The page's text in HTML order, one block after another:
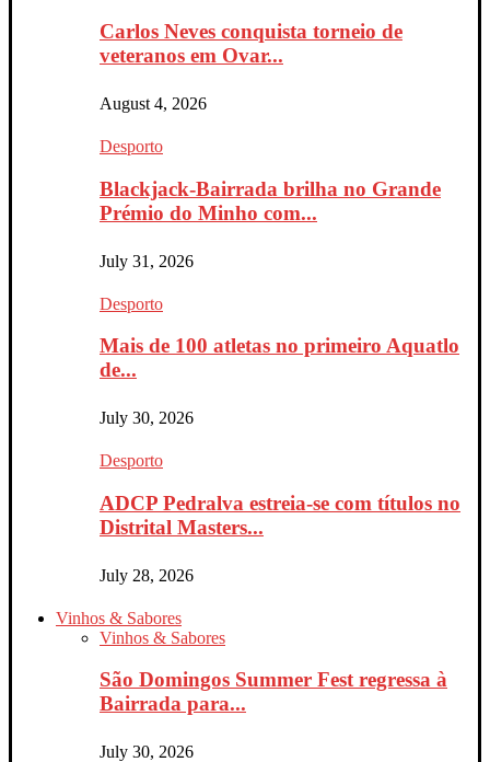
Carlos Neves conquista torneio de
veteranos em Ovar...
August 4, 2026
Desporto
Blackjack-Bairrada brilha no Grande
Prémio do Minho com...
July 31, 2026
Desporto
Mais de 100 atletas no primeiro Aquatlo
de...
July 30, 2026
Desporto
ADCP Pedralva estreia-se com títulos no
Distrital Masters...
July 28, 2026
Vinhos & Sabores
Vinhos & Sabores
São Domingos Summer Fest regressa à
Bairrada para...
July 30, 2026